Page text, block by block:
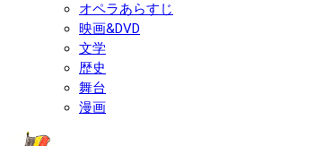
オペラあらすじ
映画&DVD
文学
歴史
舞台
漫画